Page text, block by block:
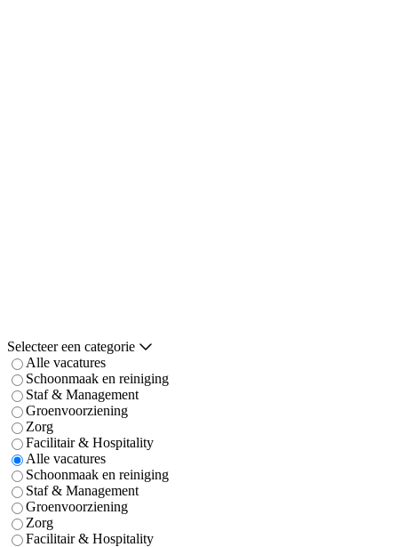
Selecteer een categorie
Alle vacatures
Schoonmaak en reiniging
Staf & Management
Groenvoorziening
Zorg
Facilitair & Hospitality
Alle vacatures
Schoonmaak en reiniging
Staf & Management
Groenvoorziening
Zorg
Facilitair & Hospitality